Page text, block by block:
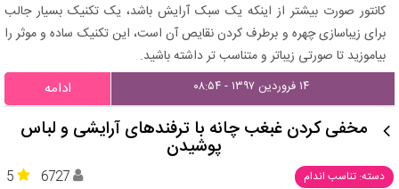
کانتور صورت بیشتر از اینکه یک سبک آرایش باشد، یک تکنیک بسیار جالب
برای زیباسازی چهره و برطرف کردن نقایص آن است، این تکنیک ساده و موثر را
بیاموزید تا صورتی زیباتر و متناسب تر داشته باشید.
۱۴ فروردین ۱۳۹۷ - ۰۸:۵۴ ادامه
مخفی کردن غبغب چانه با ترفندهای آرایشی و لباس
پوشیدن
دسته: تناسب اندام 5 6727